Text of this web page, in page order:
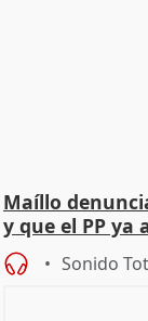
Maíllo
y que el PP ya
Sonido